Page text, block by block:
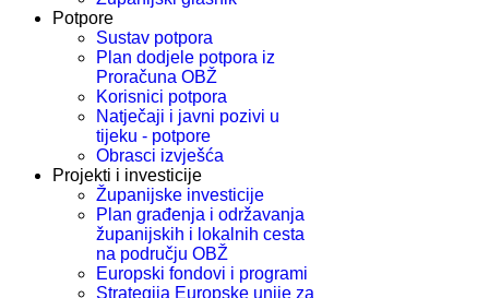
Potpore
Sustav potpora
Plan dodjele potpora iz
Proračuna OBŽ
Korisnici potpora
Natječaji i javni pozivi u
tijeku - potpore
Obrasci izvješća
Projekti i investicije
Županijske investicije
Plan građenja i održavanja
županijskih i lokalnih cesta
na području OBŽ
Europski fondovi i programi
Strategija Europske unije za